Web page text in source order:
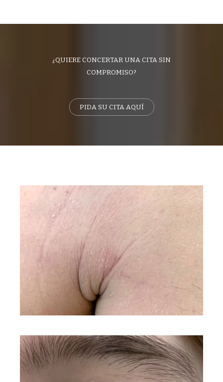
¿QUIERE CONCERTAR UNA CITA SIN
COMPROMISO?
PIDA SU CITA AQUÍ